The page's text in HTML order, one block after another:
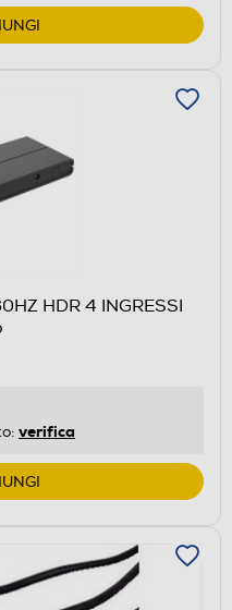
HDR 4 INGRESSI
verifica